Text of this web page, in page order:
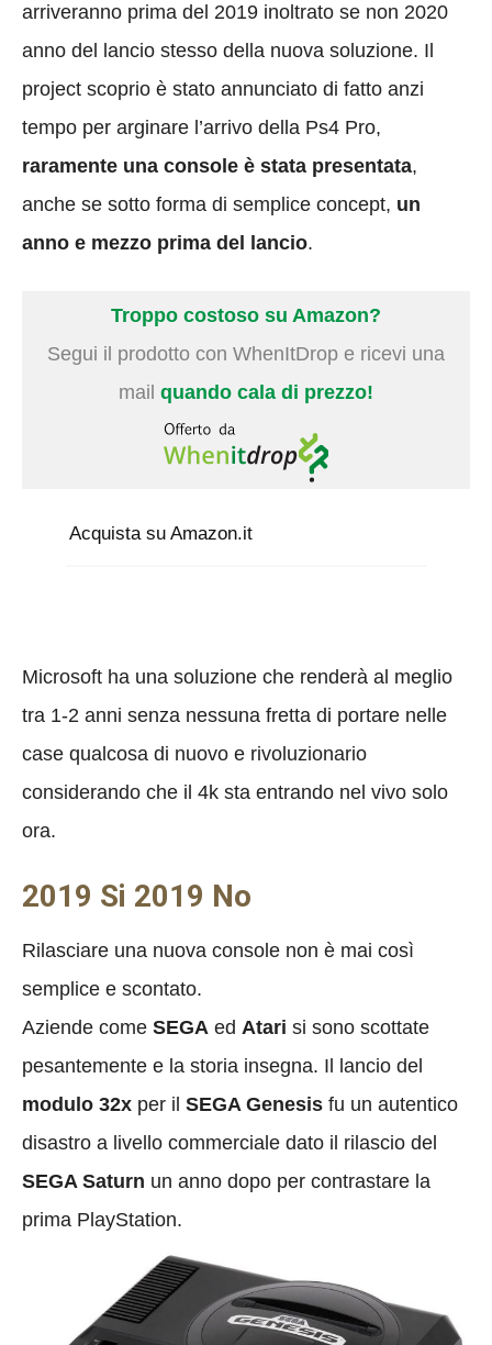
arriveranno prima del 2019 inoltrato se non 2020
anno del lancio stesso della nuova soluzione. Il
project scoprio è stato annunciato di fatto anzi
tempo per arginare l’arrivo della Ps4 Pro,
raramente una console è stata presentata,
anche se sotto forma di semplice concept, un
anno e mezzo prima del lancio.
Troppo costoso su Amazon?
Segui il prodotto con WhenItDrop e ricevi una
mail quando cala di prezzo!
Acquista su Amazon.it
Microsoft ha una soluzione che renderà al meglio
tra 1-2 anni senza nessuna fretta di portare nelle
case qualcosa di nuovo e rivoluzionario
considerando che il 4k sta entrando nel vivo solo
ora.
2019 Si 2019 No
Rilasciare una nuova console non è mai così
semplice e scontato.
Aziende come SEGA ed Atari si sono scottate
pesantemente e la storia insegna. Il lancio del
modulo 32x per il SEGA Genesis fu un autentico
disastro a livello commerciale dato il rilascio del
SEGA Saturn un anno dopo per contrastare la
prima PlayStation.